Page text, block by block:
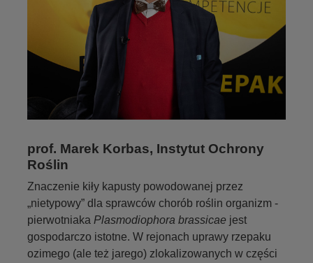
prof. Marek Korbas, Instytut Ochrony
Roślin
Znaczenie kiły kapusty powodowanej przez
„nietypowy” dla sprawców chorób roślin organizm -
pierwotniaka Plasmodiophora brassicae jest
gospodarczo istotne. W rejonach uprawy rzepaku
ozimego (ale też jarego) zlokalizowanych w części